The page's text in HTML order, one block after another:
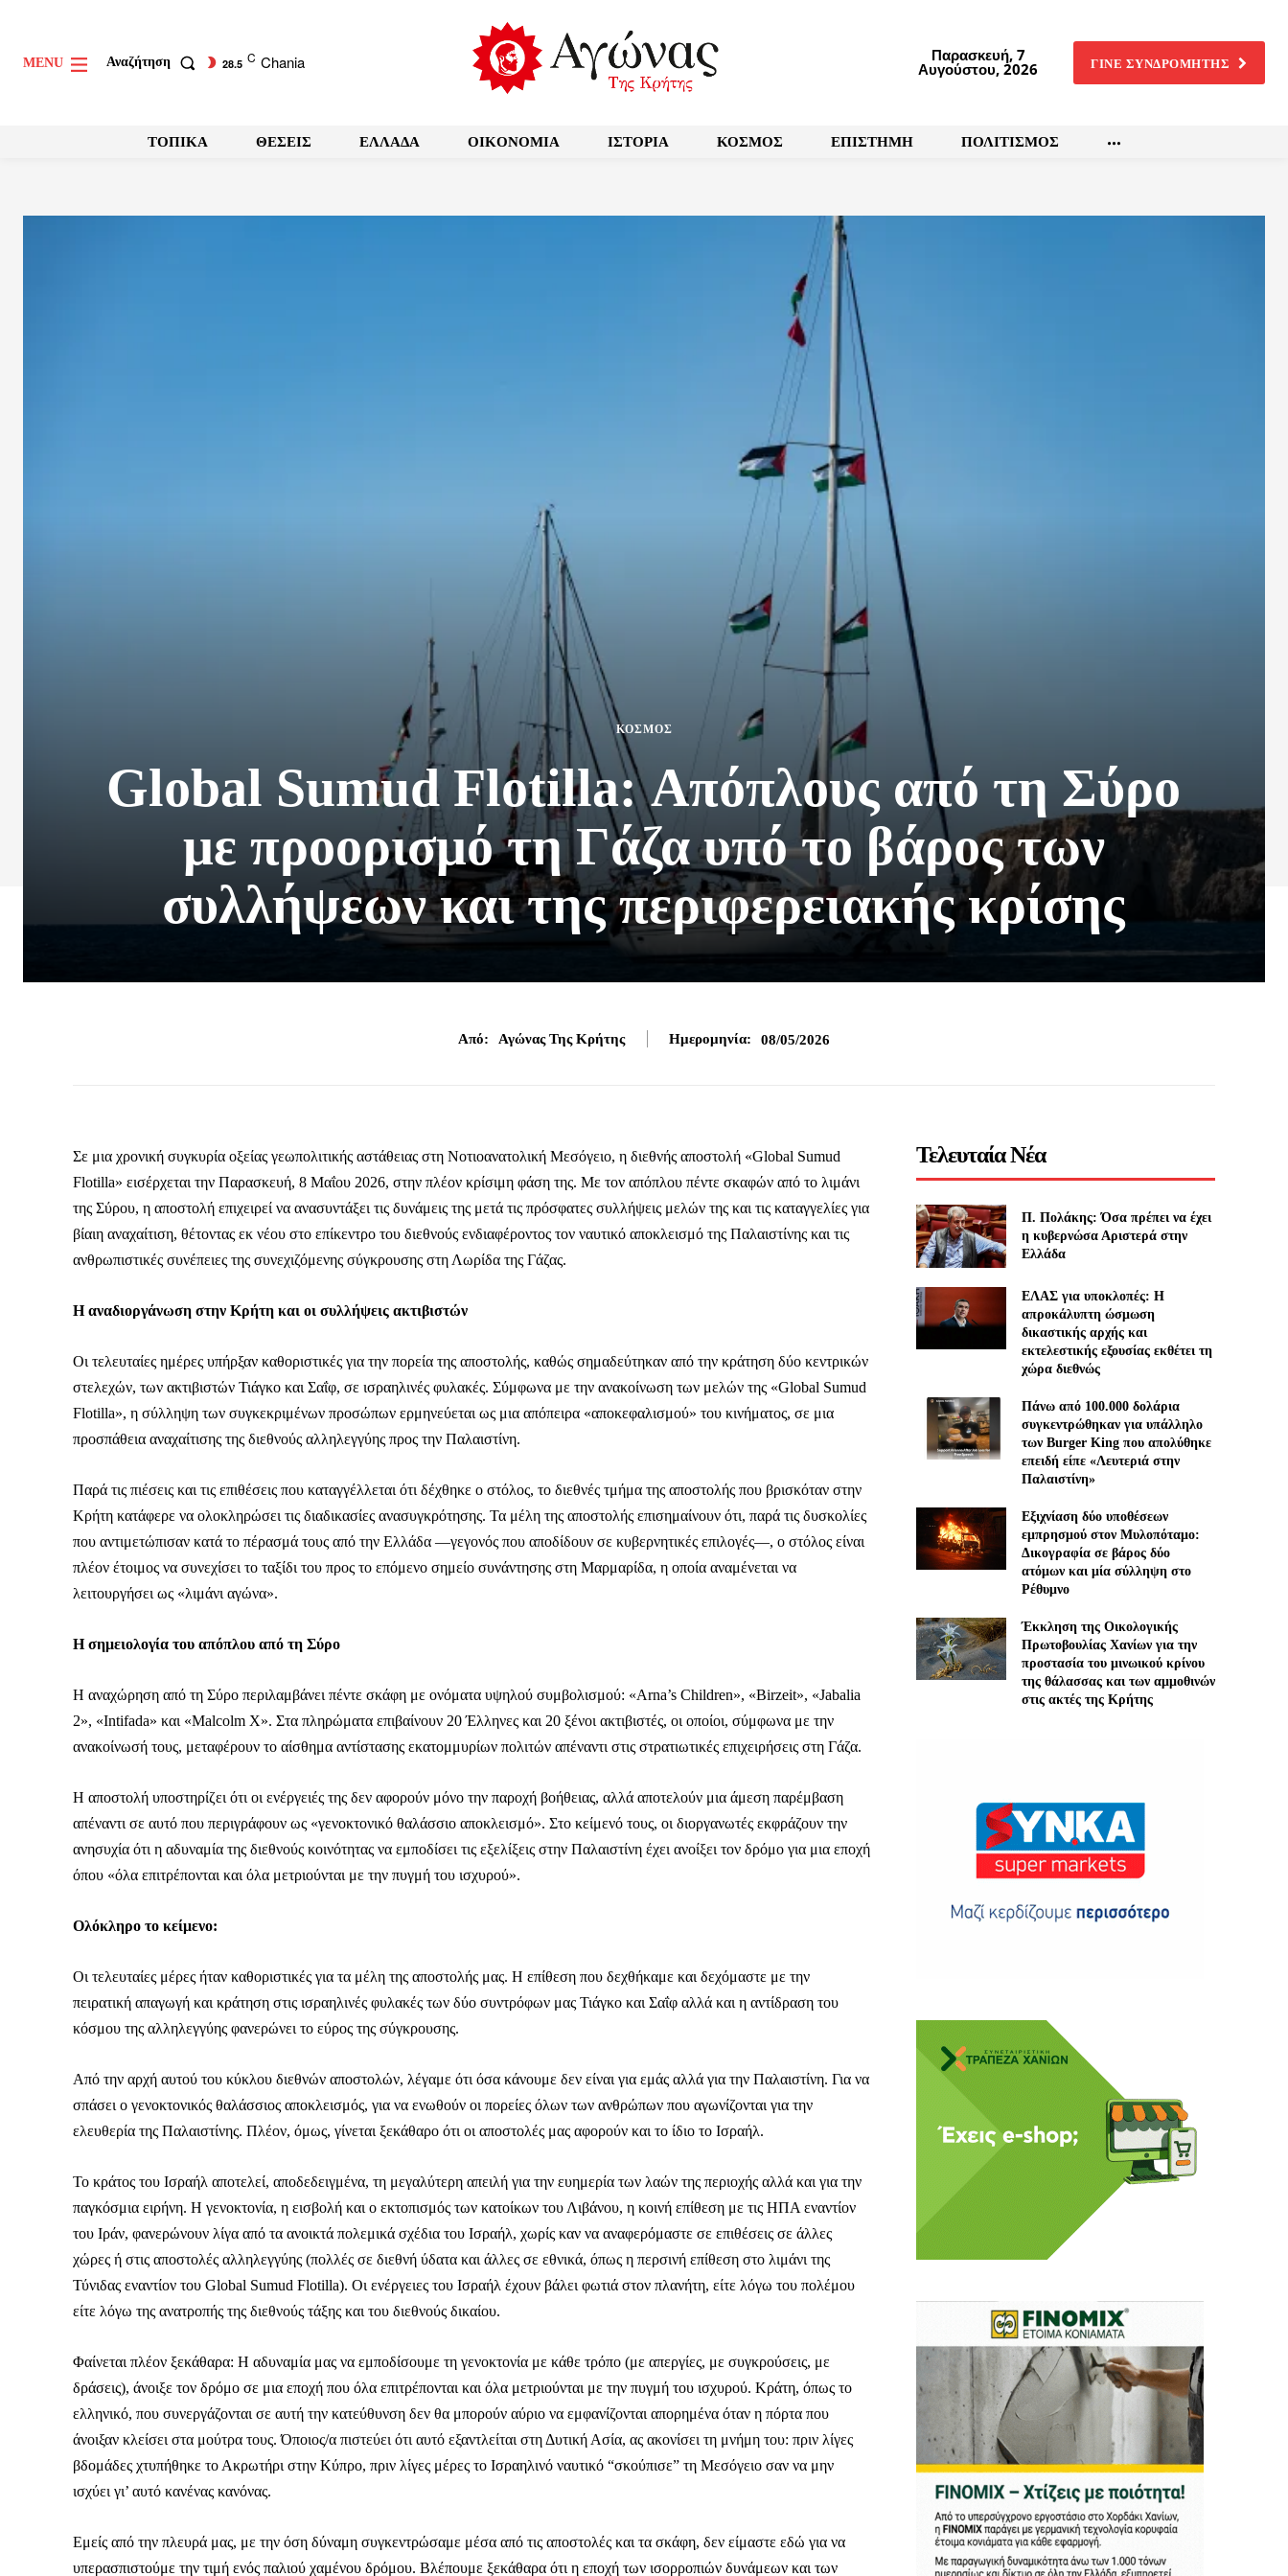
Καθημερινή Μαχητική
Εφημερίδα
ΕΓΓΡΑΦΕΙΤΕ
Στείλτε το άρθρο σας | Κάντε μια δωρεά
Δεν μπορούν όλοι να πληρώσουν. Και το σεβόμαστε.
Αν βρίσκεσαι σε δύσκολη οικονομική κατάσταση, συνέχισε να μας διαβάζεις δωρεάν. Η ενημέρωση πρέπει να
παραμένει προσβάσιμη για όλους.
Αν όμως μπορείς, στήριξέ μας σήμερα. Ορίστε δύο καλοί λόγοι για να το κάνεις:
Η στήριξή σου ενισχύει άμεσα την ποιότητα και την ανεξαρτησία της δημοσιογραφίας μας.
Κοστίζει λιγότερο από έναν καφέ και η διαδικασία διαρκεί λιγότερο από 1 λεπτό.
Επίλεξε σήμερα να γίνεις συνδρομητής ή δωρητής.
MENU Αναζήτηση 28.5 C Chania Παρασκευή, 7
Αυγούστου, 2026 ΓΙΝΕ ΣΥΝΔΡΟΜΗΤΗΣ
ΤΟΠΙΚΑ ΘΕΣΕΙΣ ΕΛΛΑΔΑ OIKONOMIA ΙΣΤΟΡΙΑ ΚΟΣΜΟΣ ΕΠΙΣΤΗΜΗ ΠΟΛΙΤΙΣΜΟΣ
ΚΟΣΜΟΣ
Global Sumud Flotilla: Απόπλους από τη Σύρο
με προορισμό τη Γάζα υπό το βάρος των
συλλήψεων και της περιφερειακής κρίσης
Από: Αγώνας Της Κρήτης Ημερομηνία: 08/05/2026
Σε μια χρονική συγκυρία οξείας γεωπολιτικής αστάθειας στη Νοτιοανατολική Μεσόγειο, η διεθνής αποστολή «Global Sumud
Flotilla» εισέρχεται την Παρασκευή, 8 Μαΐου 2026, στην πλέον κρίσιμη φάση της. Με τον απόπλου πέντε σκαφών από το λιμάνι
της Σύρου, η αποστολή επιχειρεί να ανασυντάξει τις δυνάμεις της μετά τις πρόσφατες συλλήψεις μελών της και τις καταγγελίες για
βίαιη αναχαίτιση, θέτοντας εκ νέου στο επίκεντρο του διεθνούς ενδιαφέροντος τον ναυτικό αποκλεισμό της Παλαιστίνης και τις
ανθρωπιστικές συνέπειες της συνεχιζόμενης σύγκρουσης στη Λωρίδα της Γάζας.
Η αναδιοργάνωση στην Κρήτη και οι συλλήψεις ακτιβιστών
Οι τελευταίες ημέρες υπήρξαν καθοριστικές για την πορεία της αποστολής, καθώς σημαδεύτηκαν από την κράτηση δύο κεντρικών
στελεχών, των ακτιβιστών Τιάγκο και Σαΐφ, σε ισραηλινές φυλακές. Σύμφωνα με την ανακοίνωση των μελών της «Global Sumud
Flotilla», η σύλληψη των συγκεκριμένων προσώπων ερμηνεύεται ως μια απόπειρα «αποκεφαλισμού» του κινήματος, σε μια
προσπάθεια αναχαίτισης της διεθνούς αλληλεγγύης προς την Παλαιστίνη.
Παρά τις πιέσεις και τις επιθέσεις που καταγγέλλεται ότι δέχθηκε ο στόλος, το διεθνές τμήμα της αποστολής που βρισκόταν στην
Κρήτη κατάφερε να ολοκληρώσει τις διαδικασίες ανασυγκρότησης. Τα μέλη της αποστολής επισημαίνουν ότι, παρά τις δυσκολίες
που αντιμετώπισαν κατά το πέρασμά τους από την Ελλάδα —γεγονός που αποδίδουν σε κυβερνητικές επιλογές—, ο στόλος είναι
πλέον έτοιμος να συνεχίσει το ταξίδι του προς το επόμενο σημείο συνάντησης στη Μαρμαρίδα, η οποία αναμένεται να
λειτουργήσει ως «λιμάνι αγώνα».
Η σημειολογία του απόπλου από τη Σύρο
Η αναχώρηση από τη Σύρο περιλαμβάνει πέντε σκάφη με ονόματα υψηλού συμβολισμού: «Arna’s Children», «Birzeit», «Jabalia
2», «Intifada» και «Malcolm X». Στα πληρώματα επιβαίνουν 20 Έλληνες και 20 ξένοι ακτιβιστές, οι οποίοι, σύμφωνα με την
ανακοίνωσή τους, μεταφέρουν το αίσθημα αντίστασης εκατομμυρίων πολιτών απέναντι στις στρατιωτικές επιχειρήσεις στη Γάζα.
Η αποστολή υποστηρίζει ότι οι ενέργειές της δεν αφορούν μόνο την παροχή βοήθειας, αλλά αποτελούν μια άμεση παρέμβαση
απέναντι σε αυτό που περιγράφουν ως «γενοκτονικό θαλάσσιο αποκλεισμό». Στο κείμενό τους, οι διοργανωτές εκφράζουν την
ανησυχία ότι η αδυναμία της διεθνούς κοινότητας να εμποδίσει τις εξελίξεις στην Παλαιστίνη έχει ανοίξει τον δρόμο για μια εποχή
όπου «όλα επιτρέπονται και όλα μετριούνται με την πυγμή του ισχυρού».
Ολόκληρο το κείμενο:
Οι τελευταίες μέρες ήταν καθοριστικές για τα μέλη της αποστολής μας. Η επίθεση που δεχθήκαμε και δεχόμαστε με την
πειρατική απαγωγή και κράτηση στις ισραηλινές φυλακές των δύο συντρόφων μας Τιάγκο και Σαΐφ αλλά και η αντίδραση του
κόσμου της αλληλεγγύης φανερώνει το εύρος της σύγκρουσης.
Από την αρχή αυτού του κύκλου διεθνών αποστολών, λέγαμε ότι όσα κάνουμε δεν είναι για εμάς αλλά για την Παλαιστίνη. Για να
σπάσει ο γενοκτονικός θαλάσσιος αποκλεισμός, για να ενωθούν οι πορείες όλων των ανθρώπων που αγωνίζονται για την
ελευθερία της Παλαιστίνης. Πλέον, όμως, γίνεται ξεκάθαρο ότι οι αποστολές μας αφορούν και το ίδιο το Ισραήλ.
Το κράτος του Ισραήλ αποτελεί, αποδεδειγμένα, τη μεγαλύτερη απειλή για την ευημερία των λαών της περιοχής αλλά και για την
παγκόσμια ειρήνη. Η γενοκτονία, η εισβολή και ο εκτοπισμός των κατοίκων του Λιβάνου, η κοινή επίθεση με τις ΗΠΑ εναντίον
του Ιράν, φανερώνουν λίγα από τα ανοικτά πολεμικά σχέδια του Ισραήλ, χωρίς καν να αναφερόμαστε σε επιθέσεις σε άλλες
χώρες ή στις αποστολές αλληλεγγύης (πολλές σε διεθνή ύδατα και άλλες σε εθνικά, όπως η περσινή επίθεση στο λιμάνι της
Τύνιδας εναντίον του Global Sumud Flotilla). Οι ενέργειες του Ισραήλ έχουν βάλει φωτιά στον πλανήτη, είτε λόγω του πολέμου
είτε λόγω της ανατροπής της διεθνούς τάξης και του διεθνούς δικαίου.
Φαίνεται πλέον ξεκάθαρα: Η αδυναμία μας να εμποδίσουμε τη γενοκτονία με κάθε τρόπο (με απεργίες, με συγκρούσεις, με
δράσεις), άνοιξε τον δρόμο σε μια εποχή που όλα επιτρέπονται και όλα μετριούνται με την πυγμή του ισχυρού. Κράτη, όπως το
ελληνικό, που συνεργάζονται σε αυτή την κατεύθυνση δεν θα μπορούν αύριο να εμφανίζονται απορημένα όταν η πόρτα που
άνοιξαν κλείσει στα μούτρα τους. Όποιος/α πιστεύει ότι αυτό εξαντλείται στη Δυτική Ασία, ας ακονίσει τη μνήμη του: πριν λίγες
βδομάδες χτυπήθηκε το Ακρωτήρι στην Κύπρο, πριν λίγες μέρες το Ισραηλινό ναυτικό “σκούπισε” τη Μεσόγειο σαν να μην
ισχύει γι’ αυτό κανένας κανόνας.
Εμείς από την πλευρά μας, με την όση δύναμη συγκεντρώσαμε μέσα από τις αποστολές και τα σκάφη, δεν είμαστε εδώ για να
υπερασπιστούμε την τιμή ενός παλιού χαμένου δρόμου. Βλέπουμε ξεκάθαρα ότι η εποχή των ισορροπιών δυνάμεων και των
Τελευταία Νέα
Π. Πολάκης: Όσα πρέπει να έχει
η κυβερνώσα Αριστερά στην
Ελλάδα
ΕΛΑΣ για υποκλοπές: H
απροκάλυπτη ώσμωση
δικαστικής αρχής και
εκτελεστικής εξουσίας εκθέτει τη
χώρα διεθνώς
Πάνω από 100.000 δολάρια
συγκεντρώθηκαν για υπάλληλο
των Burger King που απολύθηκε
επειδή είπε «Λευτεριά στην
Παλαιστίνη»
Εξιχνίαση δύο υποθέσεων
εμπρησμού στον Μυλοπόταμο:
Δικογραφία σε βάρος δύο
ατόμων και μία σύλληψη στο
Ρέθυμνο
Έκκληση της Οικολογικής
Πρωτοβουλίας Χανίων για την
προστασία του μινωικού κρίνου
της θάλασσας και των αμμοθινών
στις ακτές της Κρήτης